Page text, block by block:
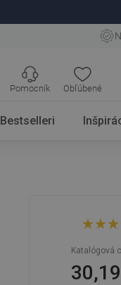
Obľúbené
Pomocník
Bestselleri
Mexen
30 x 30
Katalógová